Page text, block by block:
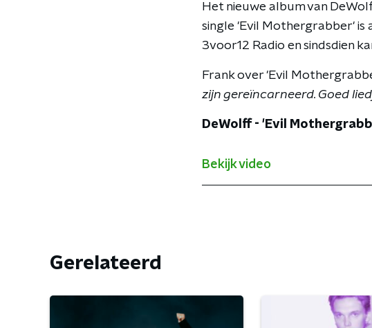
Het nieuwe album van
single 'Evil Mothergrabber' is
3voor12 Radio en sindsdien
Frank over 'Evil
zijn gereïncarneerd. Goed
DeWolff - 'Evil
Bekijk video
Gerelateerd